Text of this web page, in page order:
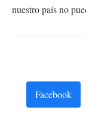
nuestro país no
Facebook